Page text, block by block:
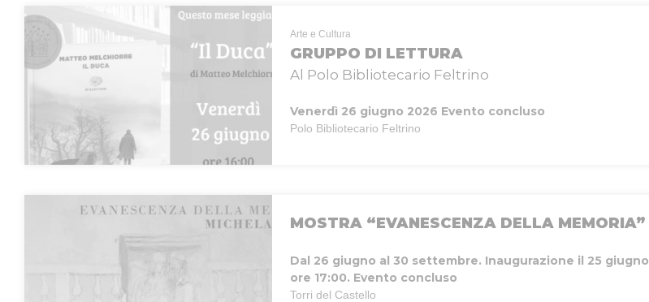
Arte e Cultura
GRUPPO DI LETTURA
Al Polo Bibliotecario Feltrino
Venerdì 26 giugno 2026 Evento concluso
Polo Bibliotecario Feltrino
MOSTRA “EVANESCENZA DELLA MEMORIA”
Dal 26 giugno al 30 settembre. Inaugurazione il 25 giugno
ore 17:00. Evento concluso
Torri del Castello